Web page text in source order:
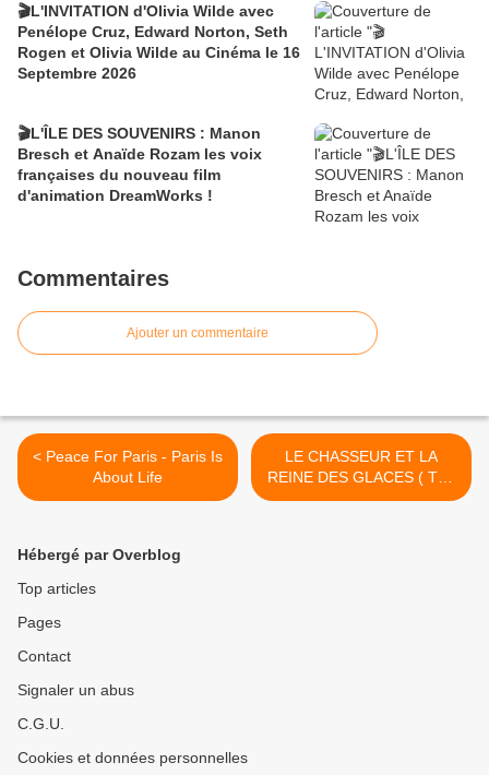
🎬L'INVITATION d'Olivia Wilde avec
Penélope Cruz, Edward Norton, Seth
Rogen et Olivia Wilde au Cinéma le 16
Septembre 2026
🎬L'ÎLE DES SOUVENIRS : Manon
Bresch et Anaïde Rozam les voix
françaises du nouveau film
d'animation DreamWorks !
Commentaires
Ajouter un commentaire
< Peace For Paris - Paris Is
About Life
LE CHASSEUR ET LA
REINE DES GLACES ( The
Huntsman : Winter's War)
Hébergé par Overblog
Top articles
Pages
Contact
Signaler un abus
C.G.U.
Cookies et données personnelles